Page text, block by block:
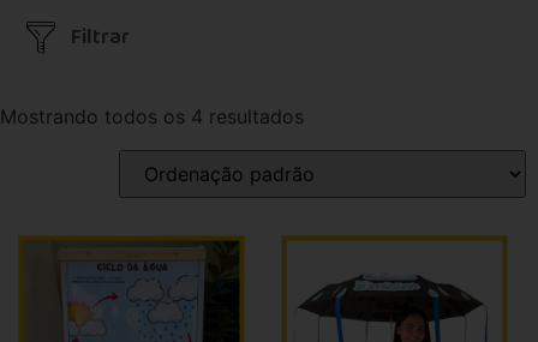
Filtrar
Mostrando todos os 4 resultados